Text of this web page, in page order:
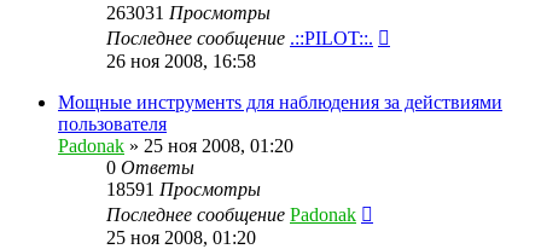
263031 Просмотры
Последнее сообщение .::PILOT::.
26 ноя 2008, 16:58
Мощныe инструментs для наблюдения за действиями
пользователя
Padonak » 25 ноя 2008, 01:20
0 Ответы
18591 Просмотры
Последнее сообщение Padonak
25 ноя 2008, 01:20